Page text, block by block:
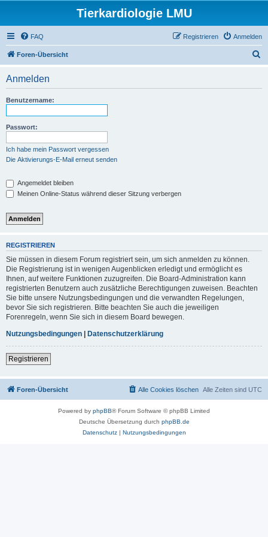
Tierkardiologie LMU
FAQ Anmelden
Registrieren
Foren-Übersicht
Anmelden
Benutzername:
Passwort:
Ich habe mein Passwort vergessen
Die Aktivierungs-E-Mail erneut senden
Angemeldet bleiben
Meinen Online-Status während dieser Sitzung verbergen
REGISTRIEREN
Sie müssen in diesem Forum registriert sein, um sich anmelden zu können.
Die Registrierung ist in wenigen Augenblicken erledigt und ermöglicht es
Ihnen, auf weitere Funktionen zuzugreifen. Die Board-Administration kann
registrierten Benutzern auch zusätzliche Berechtigungen zuweisen. Beachten
Sie bitte unsere Nutzungsbedingungen und die verwandten Regelungen,
bevor Sie sich registrieren. Bitte beachten Sie auch die jeweiligen
Forenregeln, wenn Sie sich in diesem Board bewegen.
Nutzungsbedingungen | Datenschutzerklärung
Registrieren
Foren-Übersicht Alle Zeiten sind UTC
Alle Cookies löschen
Powered by phpBB® Forum Software © phpBB Limited
Deutsche Übersetzung durch phpBB.de
Datenschutz| Nutzungsbedingungen